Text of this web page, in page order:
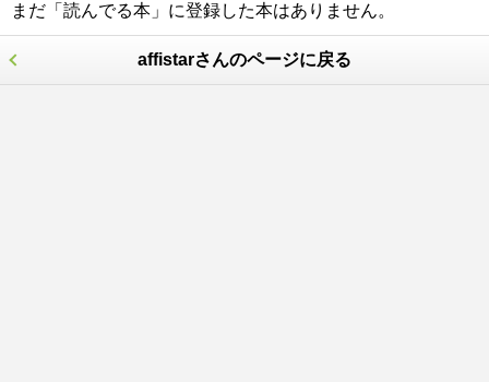
まだ「読んでる本」に登録した本はありません。
affistarさんのページに戻る